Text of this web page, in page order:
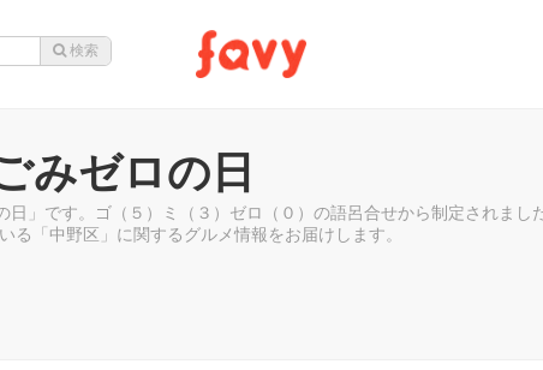
みゼロの日
日」です。ゴ（５）ミ（３）ゼロ（０）の語呂合せから制定されま
る「中野区」に関するグルメ情報をお届けします。